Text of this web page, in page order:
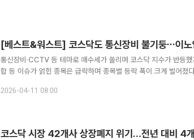
통신장비·CCTV 등 테마로 매수세가 쏠리며 코스닥 지수가 반등했
합 등 이슈가 얽힌 종목은 급락하며 종목별 등락 폭이 크게 벌어졌다. 11일 한국거래소에 따르면
다. 주간 상승률 1위는 이노인스트루먼트다. 이노
2026-04-11 08:00
코스닥 시장 42개사 상장폐지 위기…전년 대비 4